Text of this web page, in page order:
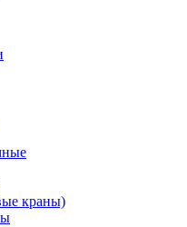
краны)